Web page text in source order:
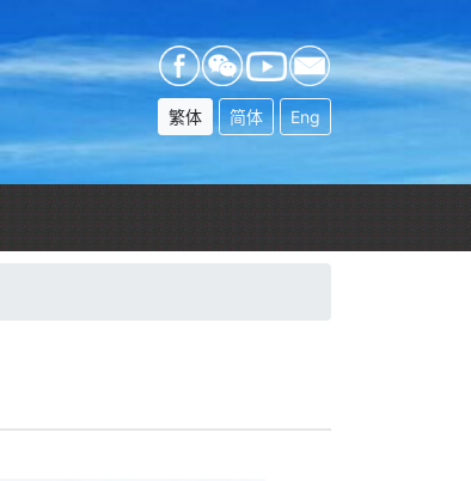
繁体 简体 Eng